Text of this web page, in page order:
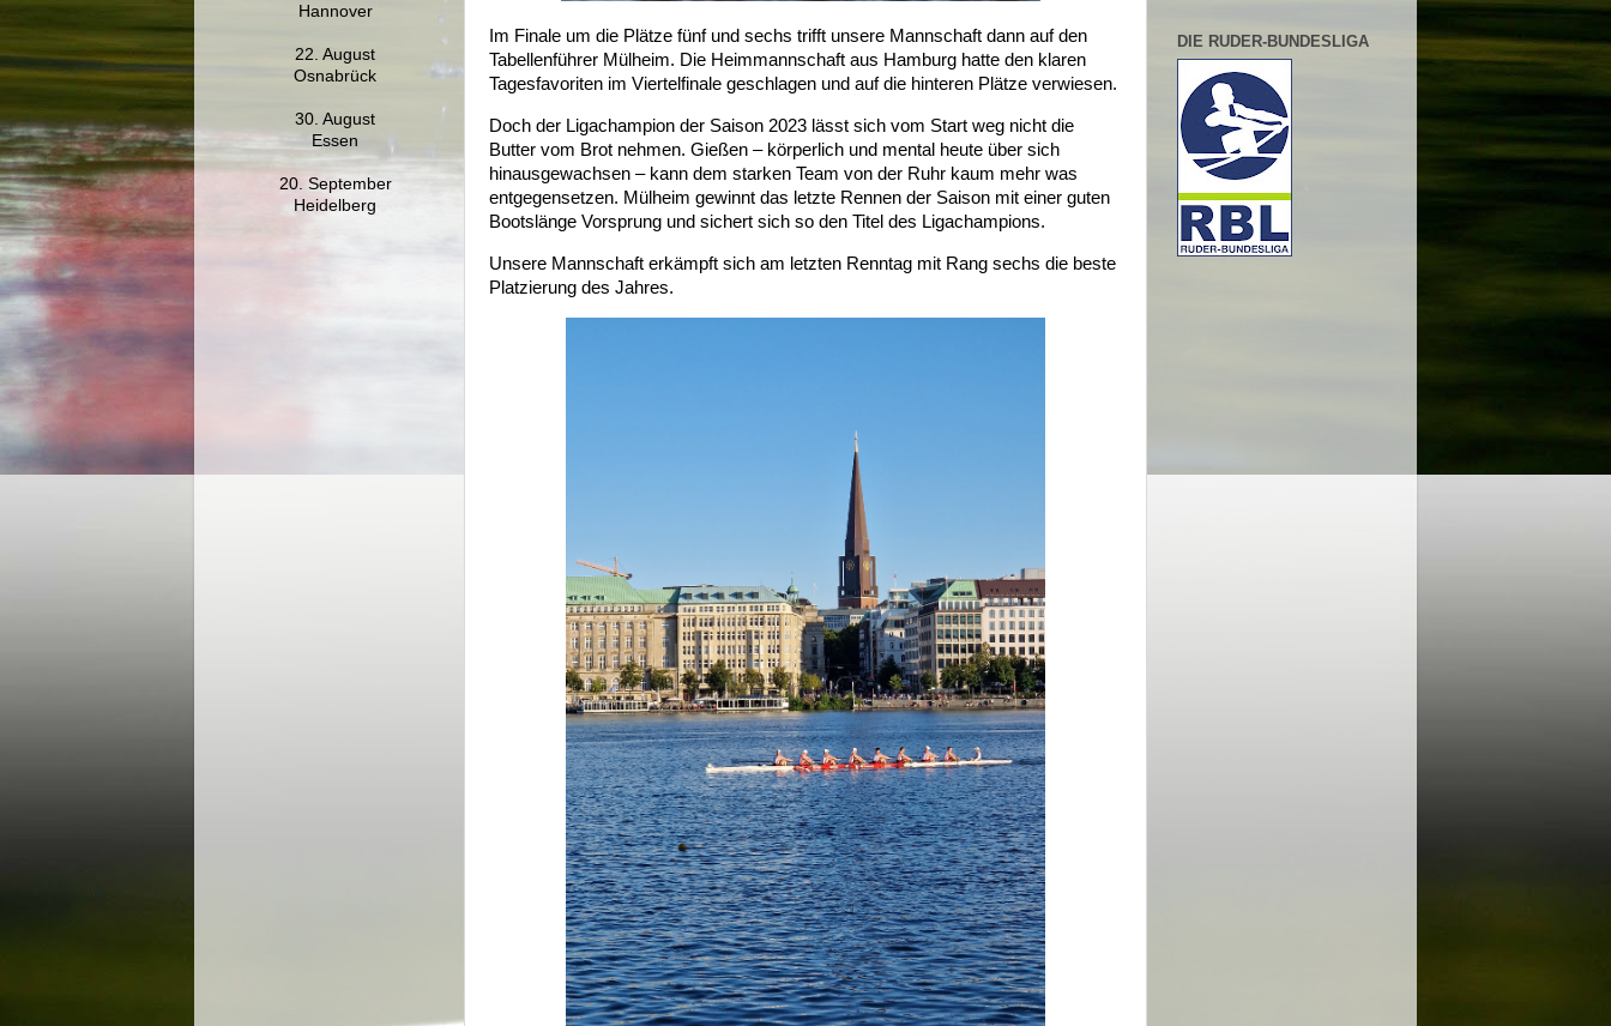
Im Finale um die Plätze fünf und sechs trifft unsere Mannschaft dann auf den
Tabellenführer Mülheim. Die Heimmannschaft aus Hamburg hatte den klaren
Tagesfavoriten im Viertelfinale geschlagen und auf die hinteren Plätze verwiesen.
Doch der Ligachampion der Saison 2023 lässt sich vom Start weg nicht die
Butter vom Brot nehmen. Gießen – körperlich und mental heute über sich
hinausgewachsen – kann dem starken Team von der Ruhr kaum mehr was
entgegensetzen. Mülheim gewinnt das letzte Rennen der Saison mit einer guten
Bootslänge Vorsprung und sichert sich so den Titel des Ligachampions.
Unsere Mannschaft erkämpft sich am letzten Renntag mit Rang sechs die beste
Platzierung des Jahres.
Hannover
22. August
Osnabrück
30. August
Essen
20. September
Heidelberg
DIE RUDER-BUNDESLIGA